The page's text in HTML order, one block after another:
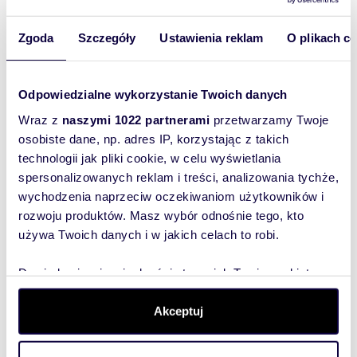
Zgoda Szczegóły Ustawienia reklam O plikach
Odpowiedzialne wykorzystanie Twoich danych
Wraz z naszymi 1022 partnerami przetwarzamy Twoje
osobiste dane, np. adres IP, korzystając z takich
technologii jak pliki cookie, w celu wyświetlania
spersonalizowanych reklam i treści, analizowania tychże,
wychodzenia naprzeciw oczekiwaniom użytkowników i
rozwoju produktów. Masz wybór odnośnie tego, kto
używa Twoich danych i w jakich celach to robi.
Dowiedz się więcej odnośnie tego, jak Twoje osobiste
dane są przetwarzane oraz ustaw własne preferencje w
. W Deklaracji plików cookie możesz
zmienić lub wycofać swoją zgodę w dowolnej chwili.
Akceptuj
Wyślij
wiadomość
To najlepszy
sposób, aby
właściciel
oferty
Tobą
skontaktował!